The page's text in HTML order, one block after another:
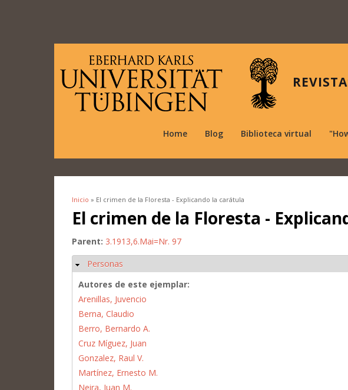
Home Blog Biblioteca virtual
Se encuentra usted aquí
Inicio » El crimen de la Floresta - Explicando la carátula
El crimen de la Floresta -
Parent: 3.1913,6.Mai=Nr. 97
Ocultar
Personas
Autores de este ejemplar:
Arenillas, Juvencio
Berna, Claudio
Berro, Bernardo A.
Cruz Míguez, Juan
Gonzalez, Raul V.
Martínez, Ernesto M.
Neira, Juan M.